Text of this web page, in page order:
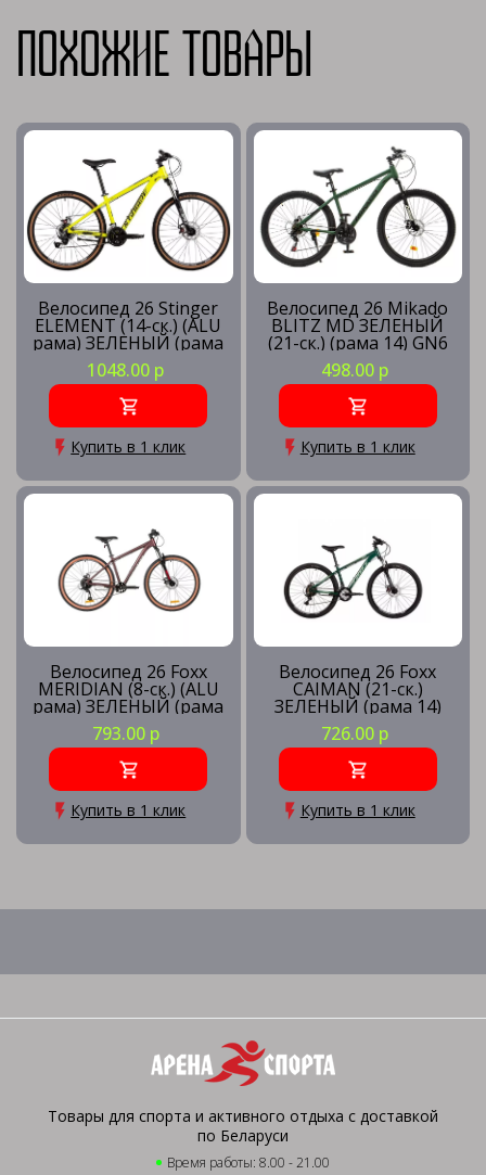
Похожие товары
Велосипед 26 Stinger
ELEMENT (14-ск.) (ALU
рама) ЗЕЛЕНЫЙ (рама
XS) GN5
1048.00 р
Купить в 1 клик
Велосипед 26 Mikado
BLITZ MD ЗЕЛЕНЫЙ
(21-ск.) (рама 14) GN6
(МЯГКАЯ УПАКОВКА)
498.00 р
Купить в 1 клик
Велосипед 26 Foxx
MERIDIAN (8-ск.) (ALU
рама) ЗЕЛЕНЫЙ (рама
14) GN6
793.00 р
Купить в 1 клик
Велосипед 26 Foxx
CAIMAN (21-ск.)
ЗЕЛЕНЫЙ (рама 14)
GN6
726.00 р
Купить в 1 клик
Товары для спорта и активного отдыха с доставкой
по Беларуси
Время работы: 8.00 - 21.00